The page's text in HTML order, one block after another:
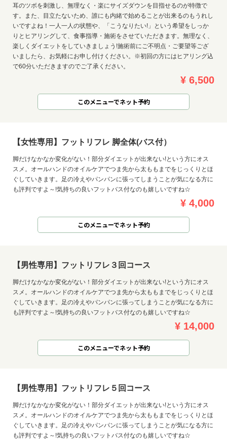
耳のツボを刺激し、無理なく・楽にサイズダウンを目指せるのが特徴で
す。また、目立たないため、誰にも内緒で始めることが出来るのもうれし
いですよね！一人一人の状態や、「こうなりたい!」という希望をしっか
りとヒアリングして、食事指導・施術をさせていただきます。無理なく、
楽しくダイエットをしていきましょう!施術前にご不明点・ご要望等ござ
いましたら、お気軽にお申し付けください。※初回の方にはヒアリング込
で60分いただきますのでご了承ください。
¥ 6,500
このメニューでネット予約
【女性専用】フットリフレ 脚全体(バス付）
脚だけなかなか変化がない！部分ダイエットが出来ない!という方にオス
スメ。オールハンドのオイルケアでつま先から太ももまでをじっくりとほ
ぐしていきます。足の冷えやパンパンに張ってしまうことが気になる方に
も評判ですよ～!気持ちの良いフットバス付なのも嬉しいですね☆
¥ 4,000
このメニューでネット予約
【男性専用】フットリフレ３回コース
脚だけなかなか変化がない！部分ダイエットが出来ない!という方にオス
スメ。オールハンドのオイルケアでつま先から太ももまでをじっくりとほ
ぐしていきます。足の冷えやパンパンに張ってしまうことが気になる方に
も評判ですよ～!気持ちの良いフットバス付なのも嬉しいですね☆
¥ 14,000
このメニューでネット予約
【男性専用】フットリフレ５回コース
脚だけなかなか変化がない！部分ダイエットが出来ない!という方にオス
スメ。オールハンドのオイルケアでつま先から太ももまでをじっくりとほ
ぐしていきます。足の冷えやパンパンに張ってしまうことが気になる方に
も評判ですよ～!気持ちの良いフットバス付なのも嬉しいですね☆